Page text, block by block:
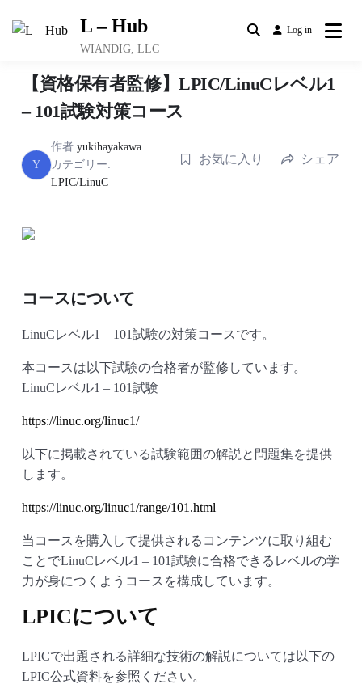
L – Hub
WIANDIG, LLC
Log in
【資格保有者監修】LPIC/LinuCレベル1
– 101試験対策コース
Y
作者 yukihayakawa
カテゴリー:
LPIC/LinuC
お気に入り シェア
コースについて
LinuCレベル1 – 101試験の対策コースです。
本コースは以下試験の合格者が監修しています。
LinuCレベル1 – 101試験
https://linuc.org/linuc1/
以下に掲載されている試験範囲の解説と問題集を提供
します。
https://linuc.org/linuc1/range/101.html
当コースを購入して提供されるコンテンツに取り組む
ことでLinuCレベル1 – 101試験に合格できるレベルの学
力が身につくようコースを構成しています。
LPICについて
LPICで出題される詳細な技術の解説については以下の
LPIC公式資料を参照ください。